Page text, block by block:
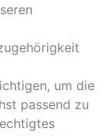
um die
passend zu